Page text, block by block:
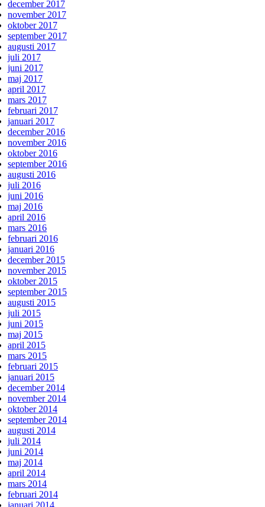
december 2017
november 2017
oktober 2017
september 2017
augusti 2017
juli 2017
juni 2017
maj 2017
april 2017
mars 2017
februari 2017
januari 2017
december 2016
november 2016
oktober 2016
september 2016
augusti 2016
juli 2016
juni 2016
maj 2016
april 2016
mars 2016
februari 2016
januari 2016
december 2015
november 2015
oktober 2015
september 2015
augusti 2015
juli 2015
juni 2015
maj 2015
april 2015
mars 2015
februari 2015
januari 2015
december 2014
november 2014
oktober 2014
september 2014
augusti 2014
juli 2014
juni 2014
maj 2014
april 2014
mars 2014
februari 2014
januari 2014